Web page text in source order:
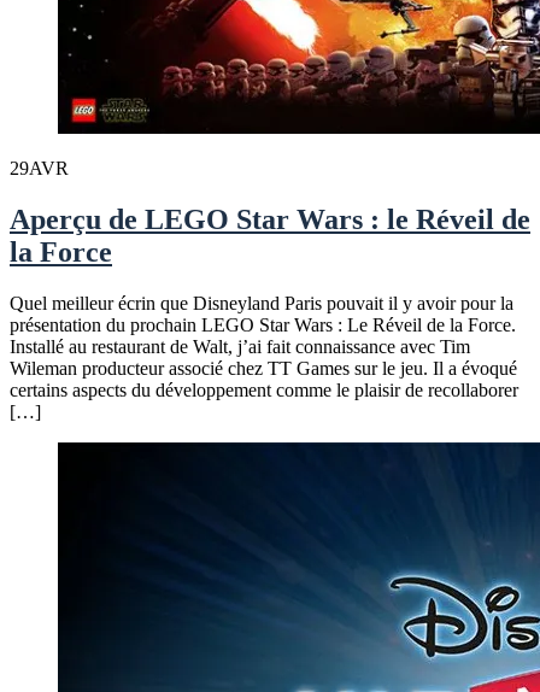
29AVR
Aperçu de LEGO Star Wars : le Réveil de
la Force
Quel meilleur écrin que Disneyland Paris pouvait il y avoir pour la
présentation du prochain LEGO Star Wars : Le Réveil de la Force.
Installé au restaurant de Walt, j’ai fait connaissance avec Tim
Wileman producteur associé chez TT Games sur le jeu. Il a évoqué
certains aspects du développement comme le plaisir de recollaborer
[…]